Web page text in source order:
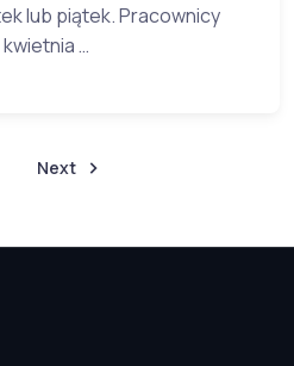
lub piątek. Pracownicy
…
Next